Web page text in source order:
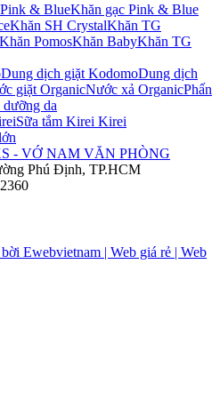
& BlueKhăn gạc Pink & Blue
Khăn SH CrystalKhăn TG
Khăn PomosKhăn BabyKhăn TG
Dung dịch giặt KodomoDung dịch
giặt OrganicNước xả OrganicPhấn
dưỡng da
Sữa tắm Kirei Kirei
- VỚ NAM VĂN PHÒNG
Phú Định, TP.HCM
Ewebvietnam | Web giá rẻ | Web